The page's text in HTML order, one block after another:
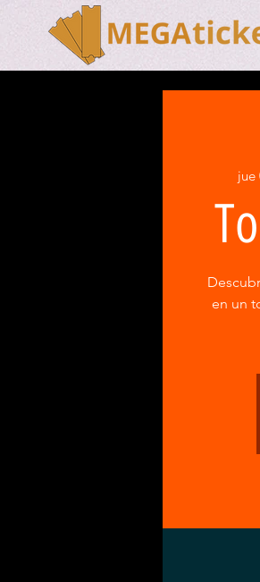
jue
en un